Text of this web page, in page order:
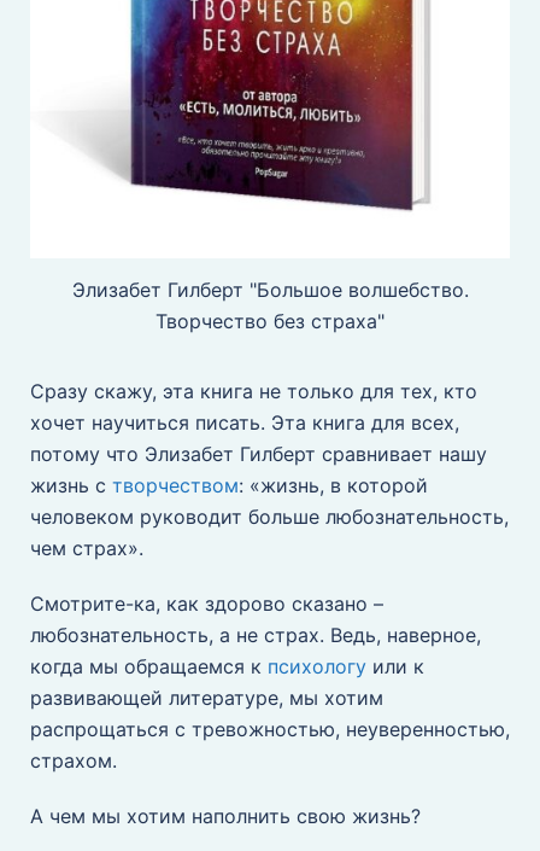
Элизабет Гилберт "Большое волшебство.
Творчество без страха"
Сразу скажу, эта книга не только для тех, кто
хочет научиться писать. Эта книга для всех,
потому что Элизабет Гилберт сравнивает нашу
жизнь с творчеством: «жизнь, в которой
человеком руководит больше любознательность,
чем страх».
Смотрите-ка, как здорово сказано –
любознательность, а не страх. Ведь, наверное,
когда мы обращаемся к психологу или к
развивающей литературе, мы хотим
распрощаться с тревожностью, неуверенностью,
страхом.
А чем мы хотим наполнить свою жизнь?